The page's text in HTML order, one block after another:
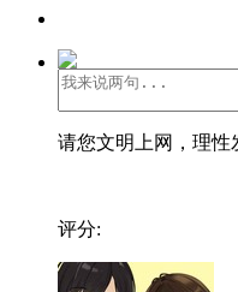
请您文明上网，理性
评分: